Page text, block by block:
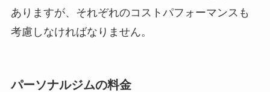
ありますが、それぞれのコストパフォーマンスも
考慮しなければなりません。
パーソナルジムの料金